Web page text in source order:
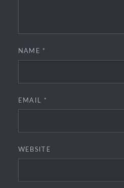
NAME *
EMAIL *
WEBSITE